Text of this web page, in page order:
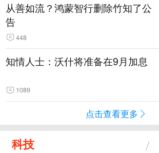
从善如流？鸿蒙智行删除竹知了公
告
448
知情人士：沃什将准备在9月加息
1089
点击查看更多
科技